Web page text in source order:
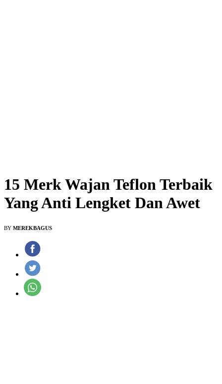
15 Merk Wajan Teflon Terbaik
Yang Anti Lengket Dan Awet
BY MEREKBAGUS